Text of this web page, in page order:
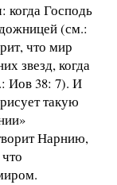
когда Господь
(см.:
что мир
звезд, когда
Иов 38: 7). И
такую
Нарнию,